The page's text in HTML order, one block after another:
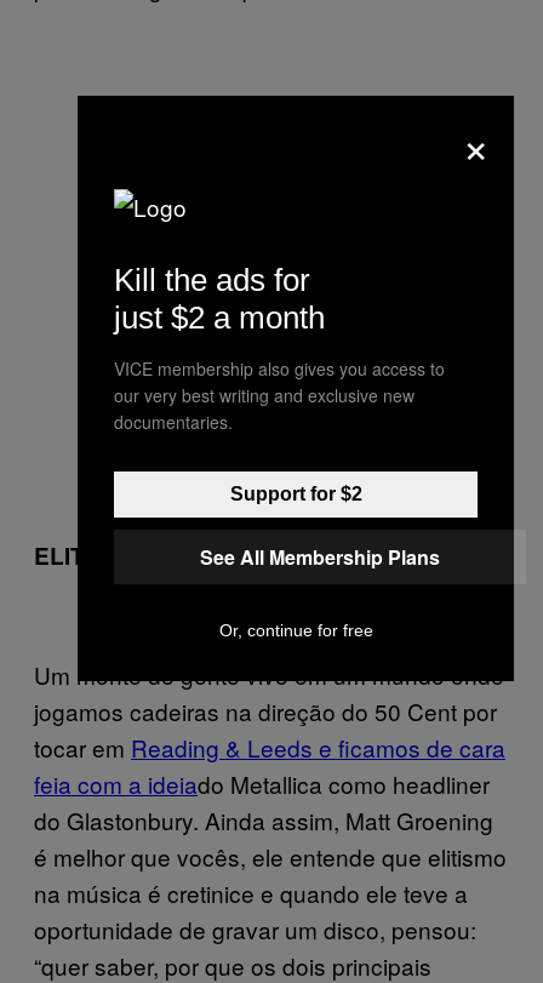
ELITISMO É COISA DE CRETINO
Um monte de gente vive em um mundo onde
jogamos cadeiras na direção do 50 Cent por
tocar em Reading & Leeds e ficamos de cara
feia com a ideiado Metallica como headliner
do Glastonbury. Ainda assim, Matt Groening
é melhor que vocês, ele entende que elitismo
na música é cretinice e quando ele teve a
oportunidade de gravar um disco, pensou:
“quer saber, por que os dois principais
×
Kill the ads for
just $2 a month
VICE membership also gives you access to
our very best writing and exclusive new
documentaries.
Support for $2
See All Membership Plans
Or, continue for free